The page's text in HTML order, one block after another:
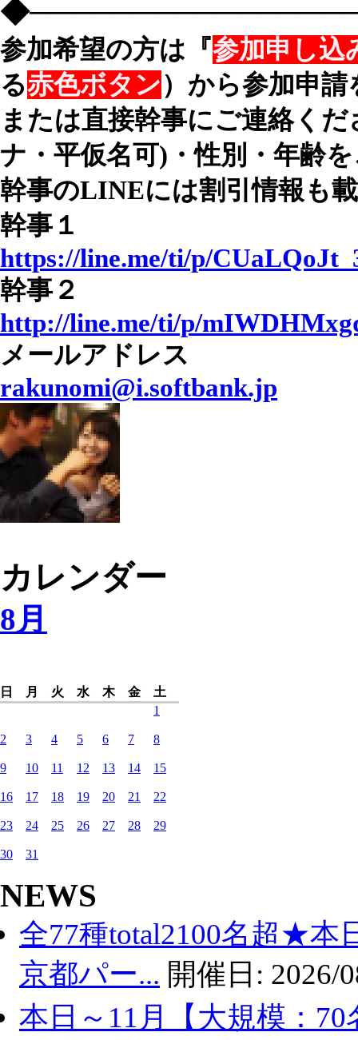
参加希望の方は『参加申し込
る赤色ボタン）から参加申
または直接幹事にご連絡く
ナ・平仮名可)・性別・年齢
幹事のLINEには割引情報も
幹事１
https://line.me/ti/p/
幹事２
http://line.me/ti/p/
メールアドレス
rakunomi@i.softbank.jp
カレンダー
8月
日 月 火 水 木 金
土
1
2 3 4 5 6 7 8
9 10 11 12 13 14 15
16 17 18 19 20 21 22
23 24 25 26 27 28 29
30 31
NEWS
全77種total2100名超★本
京都パー... 開催日: 2026/
本日～11月【大規模：